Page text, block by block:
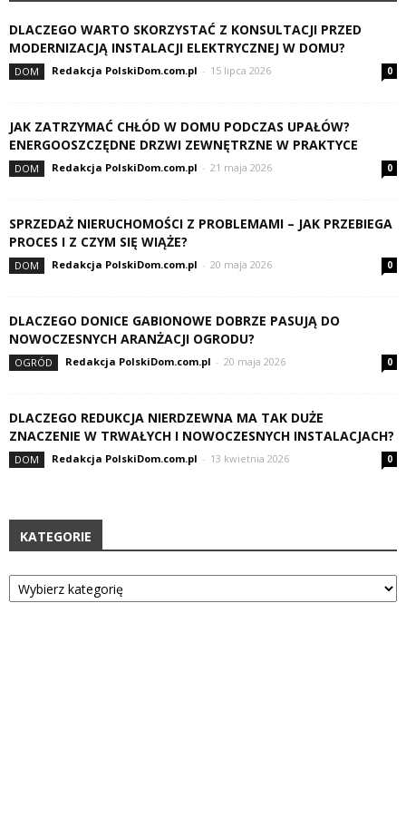
DLACZEGO WARTO SKORZYSTAĆ Z KONSULTACJI PRZED
MODERNIZACJĄ INSTALACJI ELEKTRYCZNEJ W DOMU?
DOM Redakcja PolskiDom.com.pl - 15 lipca 2026 0
JAK ZATRZYMAĆ CHŁÓD W DOMU PODCZAS UPAŁÓW?
ENERGOOSZCZĘDNE DRZWI ZEWNĘTRZNE W PRAKTYCE
DOM Redakcja PolskiDom.com.pl - 21 maja 2026 0
SPRZEDAŻ NIERUCHOMOŚCI Z PROBLEMAMI – JAK PRZEBIEGA
PROCES I Z CZYM SIĘ WIĄŻE?
DOM Redakcja PolskiDom.com.pl - 20 maja 2026 0
DLACZEGO DONICE GABIONOWE DOBRZE PASUJĄ DO
NOWOCZESNYCH ARANŻACJI OGRODU?
OGRÓD Redakcja PolskiDom.com.pl - 20 maja 2026 0
DLACZEGO REDUKCJA NIERDZEWNA MA TAK DUŻE
ZNACZENIE W TRWAŁYCH I NOWOCZESNYCH INSTALACJACH?
DOM Redakcja PolskiDom.com.pl - 13 kwietnia 2026 0
KATEGORIE
Kategorie